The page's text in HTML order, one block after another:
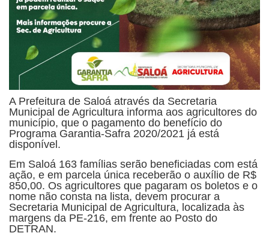
A Prefeitura de Saloá através da Secretaria
Municipal de Agricultura informa aos agricultores do
município, que o pagamento do benefício do
Programa Garantia-Safra 2020/2021 já está
disponível.
Em Saloá 163 famílias serão beneficiadas com está
ação, e em parcela única receberão o auxílio de R$
850,00. Os agricultores que pagaram os boletos e o
nome não consta na lista, devem procurar a
Secretaria Municipal de Agricultura, localizada às
margens da PE-216, em frente ao Posto do
DETRAN.